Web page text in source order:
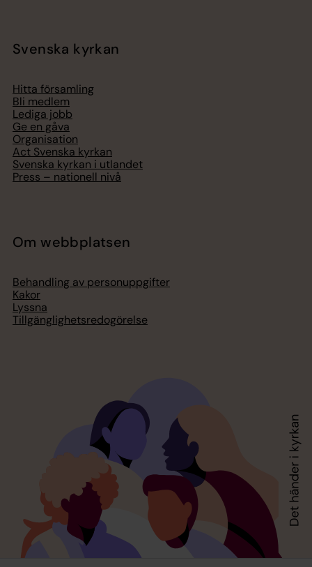
Svenska kyrkan
Hitta församling
Bli medlem
Lediga jobb
Ge en gåva
Organisation
Act Svenska kyrkan
Svenska kyrkan i utlandet
Press – nationell nivå
Om webbplatsen
Behandling av personuppgifter
Kakor
Lyssna
Tillgänglighetsredogörelse